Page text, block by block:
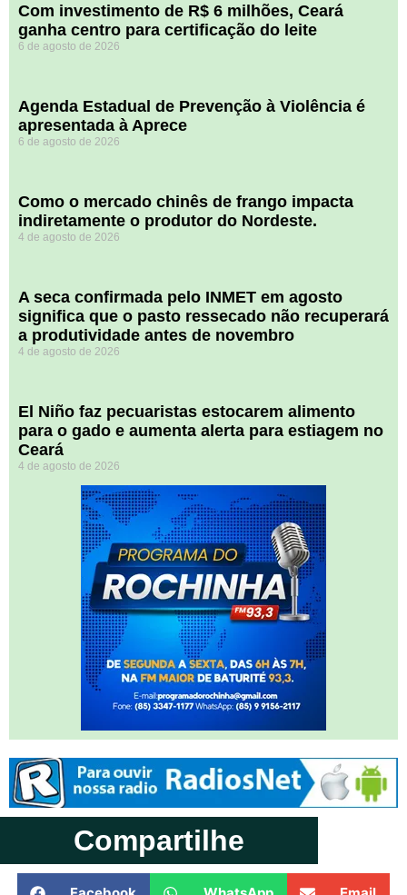
Com investimento de R$ 6 milhões, Ceará
ganha centro para certificação do leite
6 de agosto de 2026
Agenda Estadual de Prevenção à Violência é
apresentada à Aprece
6 de agosto de 2026
​Como o mercado chinês de frango impacta
indiretamente o produtor do Nordeste.
4 de agosto de 2026
A seca confirmada pelo INMET em agosto
significa que o pasto ressecado não recuperará
a produtividade antes de novembro
4 de agosto de 2026
El Niño faz pecuaristas estocarem alimento
para o gado e aumenta alerta para estiagem no
Ceará
4 de agosto de 2026
Compartilhe